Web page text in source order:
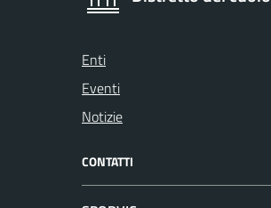
Enti
Eventi
Notizie
CONTATTI